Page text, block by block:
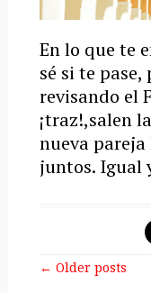
En lo que te
sé si te
revisando el
¡traz!,salen
nueva
juntos. Igual
← Older posts